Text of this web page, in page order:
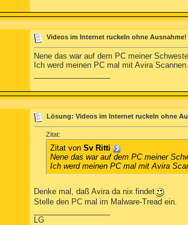
Videos im Internet ruckeln ohne Ausnahme!
Nene das war auf dem PC meiner
Ich werd meinen PC mal mit Avira Scannen.
Lösung: Videos im Internet ruckeln ohne
Zitat:
Zitat von Sv Ritti
Nene das war auf dem PC meiner
Ich werd meinen PC mal mit Avira
Denke mal, daß Avira da nix findet
Stelle den PC mal im Malware-Tread ein.
LG